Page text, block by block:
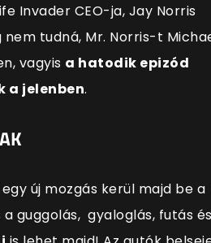
Invader CEO-ja, Jay Norris
tudná, Mr. Norris-t
vagyis a hatodik epizód
a jelenben.
új mozgás kerül majd be a
guggolás, gyaloglás, futás